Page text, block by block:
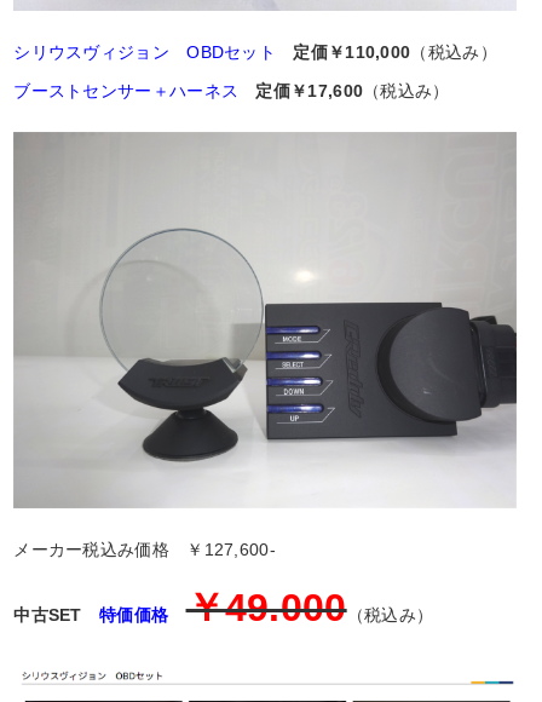
シリウスヴィジョン OBDセット 定価￥110,000 （税込み）
ブーストセンサー＋ハーネス
定価￥17,600 （税込み）
メーカー税込み価格 ￥127,600-
中古SET 特価価格 ￥49.000（税込み）